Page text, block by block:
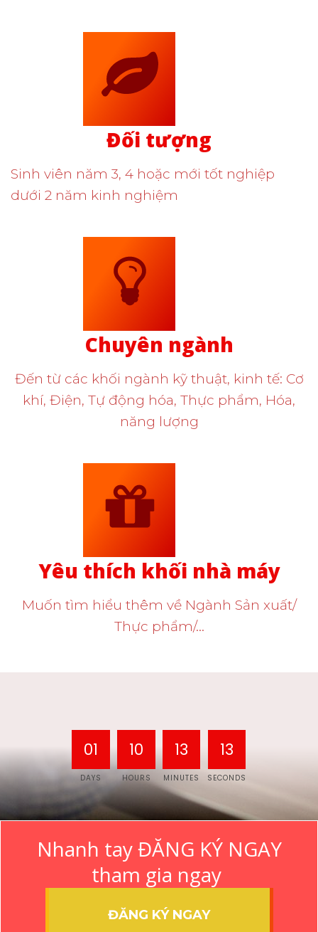
Đối tượng
Sinh viên năm 3, 4 hoặc mới tốt nghiệp
dưới 2 năm kinh nghiệm
Chuyên ngành
Đến từ các khối ngành kỹ thuật, kinh tế: Cơ
khí, Điện, Tự động hóa, Thực phẩm, Hóa,
năng lượng
Yêu thích khối nhà máy
Muốn tìm hiểu thêm về Ngành Sản xuất/
Thực phẩm/...
01
DAYS
10
HOURS
13
MINUTES
13
SECONDS
Nhanh tay ĐĂNG KÝ NGAY
tham gia ngay
ĐĂNG KÝ NGAY